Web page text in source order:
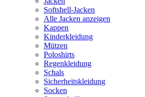
Softshell-Jacken
Alle Jacken anzeigen
Kappen
Kinderkleidung
Mützen
Poloshirts
Regenkleidung
Schals
Sicherheitskleidung
Socken